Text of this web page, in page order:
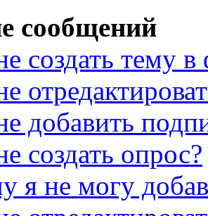
сообщений
создать тему
добавить
создать опрос?
я не могу